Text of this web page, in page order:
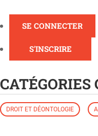
SE CONNECTER
S'INSCRIRE
CATÉGORIES
DROIT ET DÉONTOLOGIE